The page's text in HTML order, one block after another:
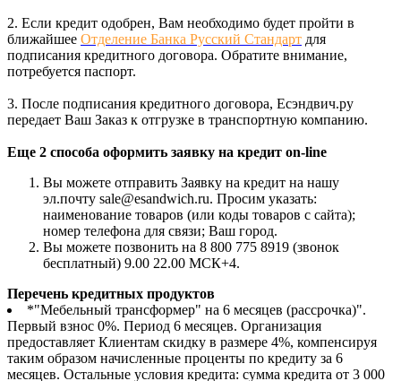
2. Если кредит одобрен, Вам необходимо будет пройти в
ближайшее Отделение Банка Русский Стандарт для
подписания кредитного договора. Обратите внимание,
потребуется паспорт.
3. После подписания кредитного договора, Есэндвич.ру
передает Ваш Заказ к отгрузке в транспортную компанию.
Еще 2 способа оформить заявку на кредит on-line
Вы можете отправить Заявку на кредит на нашу
эл.почту sale@esandwich.ru. Просим указать:
наименование товаров (или коды товаров с сайта);
номер телефона для связи; Ваш город.
Вы можете позвонить на 8 800 775 8919 (звонок
бесплатный) 9.00 22.00 МСК+4.
Перечень кредитных продуктов
*"Мебельный трансформер" на 6 месяцев (рассрочка)".
Первый взнос 0%. Период 6 месяцев. Организация
предоставляет Клиентам скидку в размере 4%, компенсируя
таким образом начисленные проценты по кредиту за 6
месяцев. Остальные условия кредита: сумма кредита от 3 000